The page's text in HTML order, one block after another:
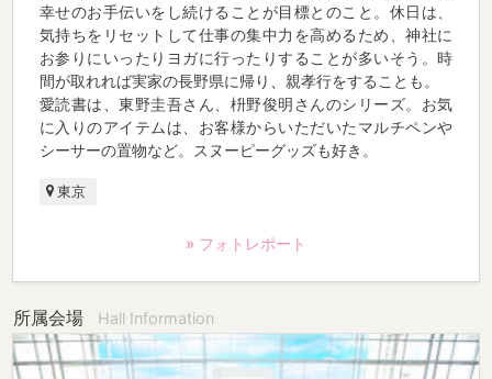
幸せのお手伝いをし続けることが目標とのこと。休日は、
気持ちをリセットして仕事の集中力を高めるため、神社に
お参りにいったりヨガに行ったりすることが多いそう。時
間が取れれば実家の長野県に帰り、親孝行をすることも。
愛読書は、東野圭吾さん、枡野俊明さんのシリーズ。お気
に入りのアイテムは、お客様からいただいたマルチペンや
シーサーの置物など。スヌーピーグッズも好き。
東京
» フォトレポート
所属会場 Hall Information